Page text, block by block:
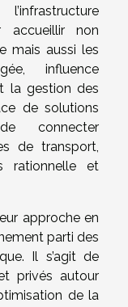
accueillir non
mais aussi les
influence
la gestion des
de solutions
connecter
de transport,
rationnelle et
approche en
parti des
Il s’agit de
privés autour
de la